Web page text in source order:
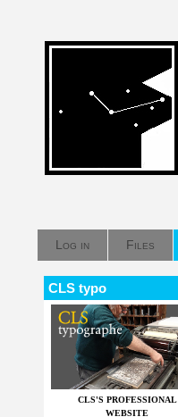
Log in Files
CLS typo
CLS'S PROFESSIONAL
WEBSITE